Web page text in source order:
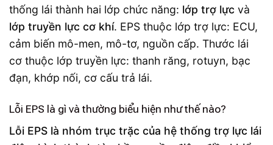
thống lái thành hai lớp chức năng: lớp trợ lực và
lớp truyền lực cơ khí. EPS thuộc lớp trợ lực: ECU,
cảm biến mô-men, mô-tơ, nguồn cấp. Thước lái
cơ thuộc lớp truyền lực: thanh răng, rotuyn, bạc
đạn, khớp nối, cơ cấu trả lái.
Lỗi EPS là gì và thường biểu hiện như thế nào?
Lỗi EPS là nhóm trục trặc của hệ thống trợ lực lái